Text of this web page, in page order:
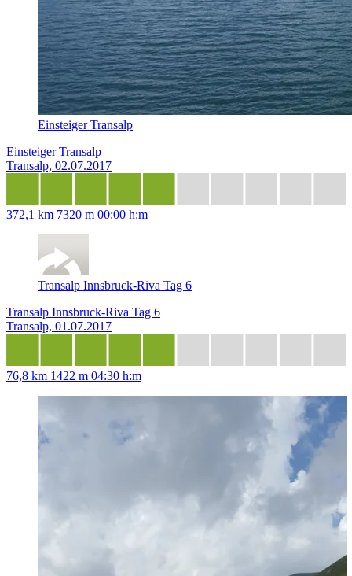
Einsteiger Transalp
Einsteiger Transalp
Transalp, 02.07.2017
372,1 km 7320 m 00:00 h:m
Transalp Innsbruck-Riva Tag 6
Transalp Innsbruck-Riva Tag 6
Transalp, 01.07.2017
76,8 km 1422 m 04:30 h:m